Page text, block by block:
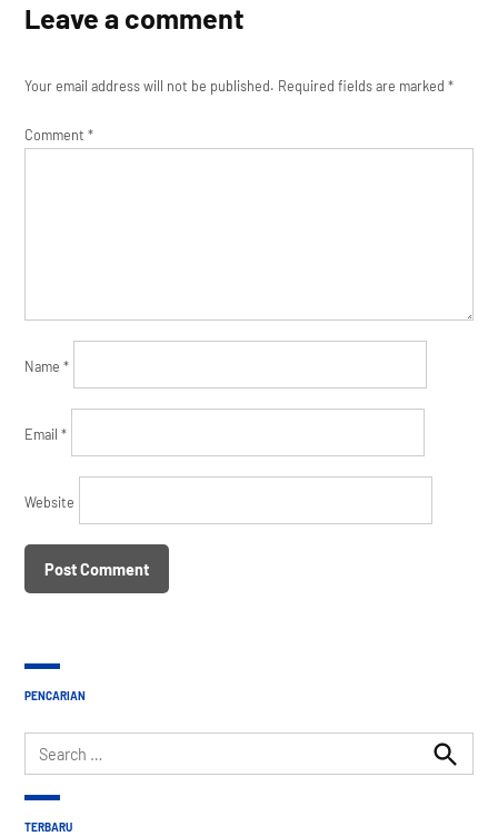
Leave a comment
Your email address will not be published. Required fields are marked*
Comment*
Name*
Email*
Website
PENCARIAN
Search
for:
Search
TERBARU